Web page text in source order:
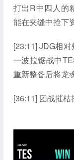
打出R中四人的
能在夹缝中抢下
[23:11] JDG相
一波拉锯战中
重新整备后将龙
[36:11] 团战摧